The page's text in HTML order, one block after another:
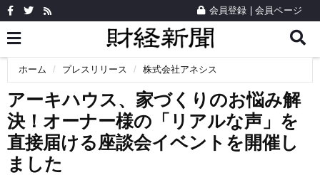
会員登録 会員ページ
ホーム プレスリリース 株式会社アネシス
アーキハウス、家づくりのお悩み解
決！オーナー様の「リアルな声」を
直接届ける座談会イベントを開催し
ました